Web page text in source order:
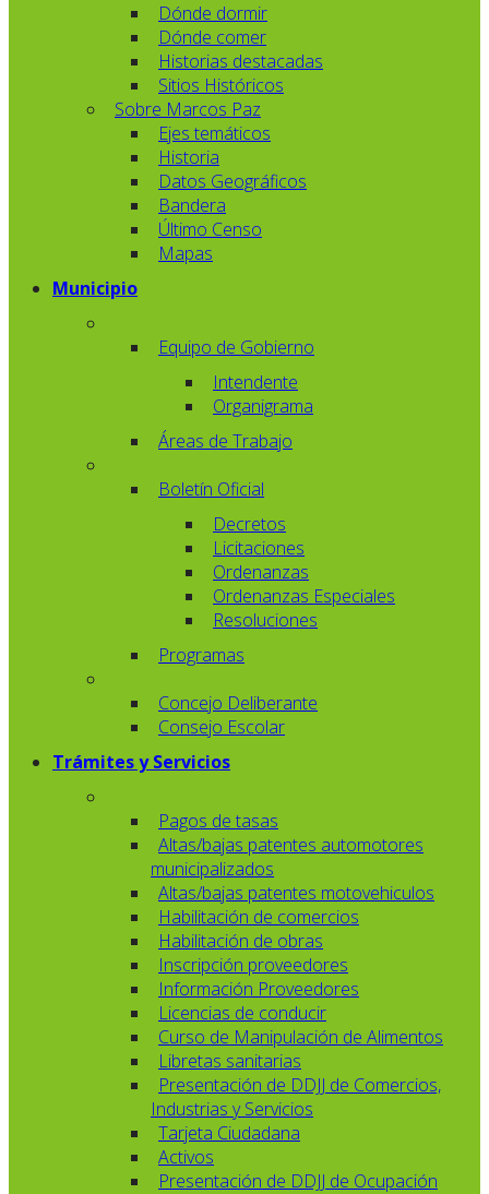
Dónde dormir
Dónde comer
Historias destacadas
Sitios Históricos
Sobre Marcos Paz
Ejes temáticos
Historia
Datos Geográficos
Bandera
Último Censo
Mapas
Municipio
Equipo de Gobierno
Intendente
Organigrama
Áreas de Trabajo
Boletín Oficial
Decretos
Licitaciones
Ordenanzas
Ordenanzas Especiales
Resoluciones
Programas
Concejo Deliberante
Consejo Escolar
Trámites y Servicios
Pagos de tasas
Altas/bajas patentes automotores
municipalizados
Altas/bajas patentes motovehiculos
Habilitación de comercios
Habilitación de obras
Inscripción proveedores
Información Proveedores
Licencias de conducir
Curso de Manipulación de Alimentos
Libretas sanitarias
Presentación de DDJJ de Comercios,
Industrias y Servicios
Tarjeta Ciudadana
Activos
Presentación de DDJJ de Ocupación